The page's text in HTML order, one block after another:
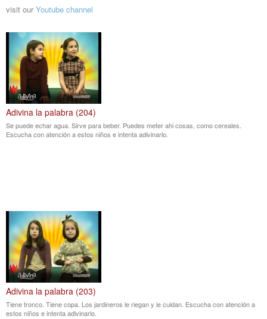
visit our Youtube channel
Adivina la palabra (204)
Se puede echar agua. Sirve para beber. Puedes meter ahi cosas, como cereales.
Escucha con atención a estos niños e intenta adivinarlo.
Adivina la palabra (203)
Tiene tronco. Tiene copa. Los jardineros le riegan y le cuidan. Escucha con atención a
estos niños e intenta adivinarlo.